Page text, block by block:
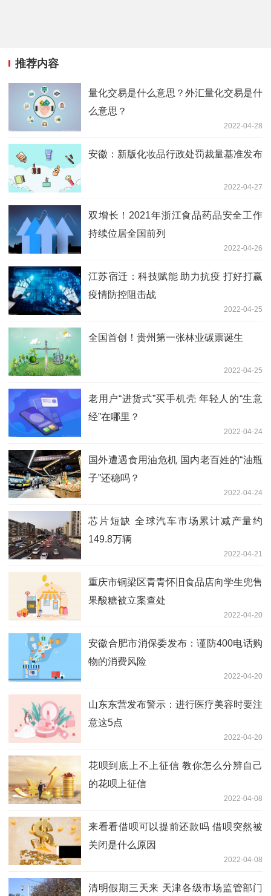
推荐内容
量化交易是什么意思？外汇量化交易是什
么意思？
2022-04-28
安徽：新版化妆品行政处罚裁量基准发布
2022-04-27
双增长！2021年浙江食品药品安全工作
持续位居全国前列
2022-04-26
江苏宿迁：科技赋能 助力抗疫 打好打赢
疫情防控阻击战
2022-04-25
全国首创！贵州第一张林业碳票诞生
2022-04-25
老用户“进货式”买手机壳 年轻人的“生意
经”在哪里？
2022-04-24
国外遭遇食用油危机 国内老百姓的“油瓶
子”还稳吗？
2022-04-24
芯片短缺 全球汽车市场累计减产量约
149.8万辆
2022-04-21
重庆市铜梁区青青怀旧食品店向学生兜售
果酸糖被立案查处
2022-04-20
安徽合肥市消保委发布：谨防400电话购
物的消费风险
2022-04-20
山东东营发布警示：进行医疗美容时要注
意这5点
2022-04-20
花呗到底上不上征信 教你怎么分辨自己
的花呗上征信
2022-04-08
来看看借呗可以提前还款吗 借呗突然被
关闭是什么原因
2022-04-08
清明假期三天来 天津各级市场监管部门